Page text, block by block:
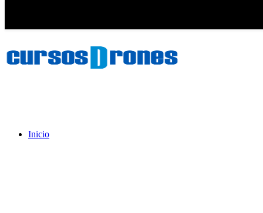
Inicio